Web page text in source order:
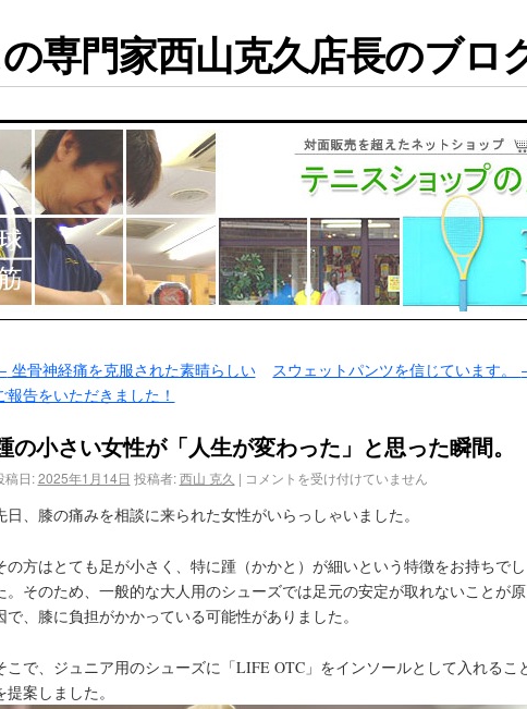
専門家西山克久店長のブロ
坐骨神経痛を克服された素晴らしい
報告をいただきました！
スウェットパンツを信じています。
の小さい女性が「人生が変わった」と思った瞬間。
稿日: 2025年1月14日 投稿者: 西山 克久 | コメントを受け付けていません
日、膝の痛みを相談に来られた女性がいらっしゃいました。
の方はとても足が小さく、特に踵（かかと）が細いという特徴をお持ちでし
。そのため、一般的な大人用のシューズでは足元の安定が取れないことが原
で、膝に負担がかかっている可能性がありました。
こで、ジュニア用のシューズに「LIFE OTC」をインソールとして入れるこ
提案しました。